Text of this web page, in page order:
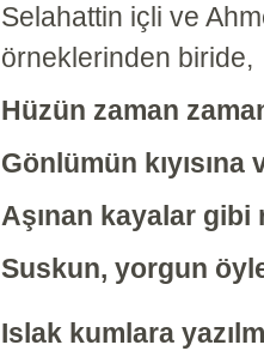
Selahattin içli ve
örneklerinden biride,
Hüzün zaman
Gönlümün kıyısına
Aşınan kayalar gibi
Suskun, yorgun
Islak kumlara